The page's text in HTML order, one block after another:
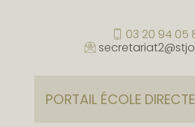
03 20 94 05
PORTAIL ÉCOLE DIRECTE